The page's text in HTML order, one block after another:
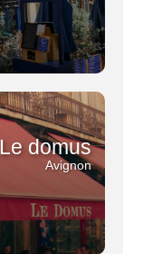
Le domus
Avignon